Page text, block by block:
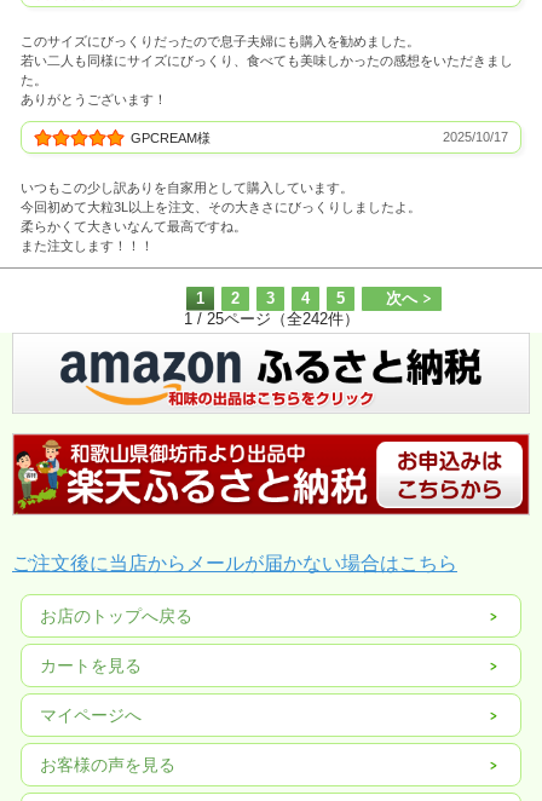
このサイズにびっくりだったので息子夫婦にも購入を勧めました。
若い二人も同様にサイズにびっくり、食べても美味しかったの感想をいただきまし
た。
ありがとうございます！
GPCREAM様 2025/10/17
いつもこの少し訳ありを自家用として購入しています。
今回初めて大粒3L以上を注文、その大きさにびっくりしましたよ。
柔らかくて大きいなんて最高ですね。
また注文します！！！
1 2 3 4 5
次へ
1 / 25ページ（全242件）
ご注文後に当店からメールが届かない場合はこちら
お店のトップへ戻る
カートを見る
マイページへ
お客様の声を見る